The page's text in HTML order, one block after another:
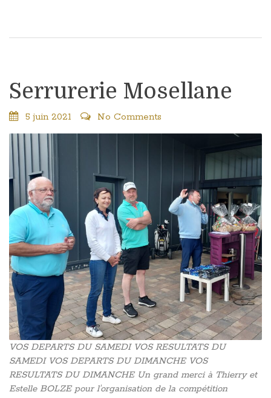
Serrurerie Mosellane
5 juin 2021 No Comments
VOS DEPARTS DU SAMEDI VOS RESULTATS DU
SAMEDI VOS DEPARTS DU DIMANCHE VOS
RESULTATS DU DIMANCHE Un grand merci à Thierry et
Estelle BOLZE pour l'organisation de la compétition